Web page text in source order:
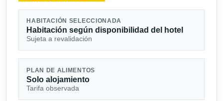
HABITACIÓN SELECCIONADA
Habitación según disponibilidad del hotel
Sujeta a revalidación
PLAN DE ALIMENTOS
Solo alojamiento
Tarifa observada